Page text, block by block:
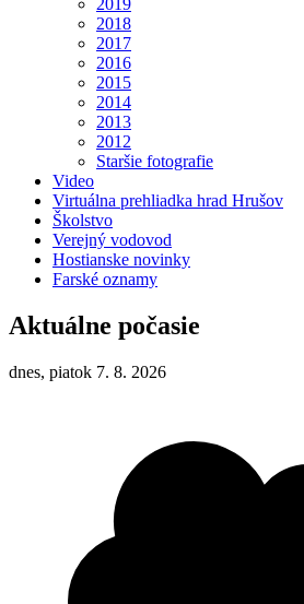
2019
2018
2017
2016
2015
2014
2013
2012
Staršie fotografie
Video
Virtuálna prehliadka hrad Hrušov
Školstvo
Verejný vodovod
Hostianske novinky
Farské oznamy
Aktuálne počasie
dnes, piatok 7. 8. 2026